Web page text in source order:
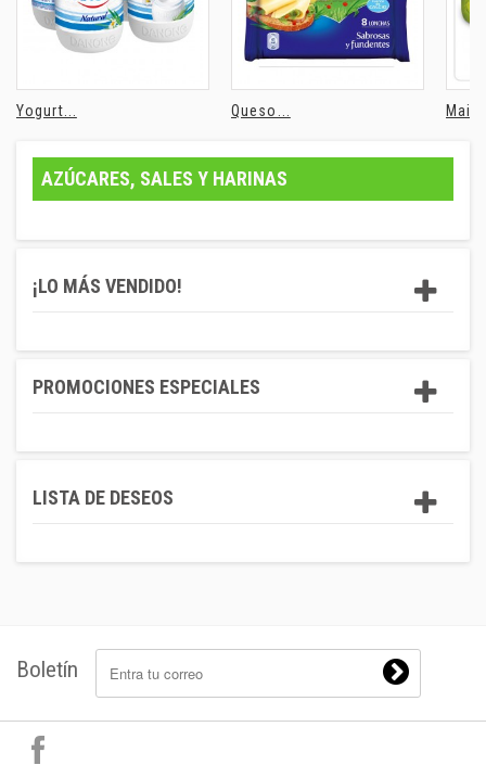
Yogurt... Queso... Maiz
AZÚCARES, SALES Y HARINAS
¡LO MÁS VENDIDO!
PROMOCIONES ESPECIALES
LISTA DE DESEOS
Boletín